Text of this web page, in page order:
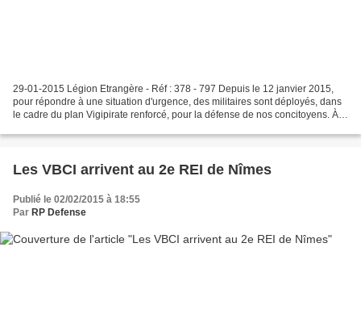
29-01-2015 Légion Etrangère - Réf : 378 - 797 Depuis le 12 janvier 2015,
pour répondre à une situation d'urgence, des militaires sont déployés, dans
le cadre du plan Vigipirate renforcé, pour la défense de nos concitoyens. À
Les VBCI arrivent au 2e REI de Nîmes
Publié le 02/02/2015 à 18:55
Par RP Defense